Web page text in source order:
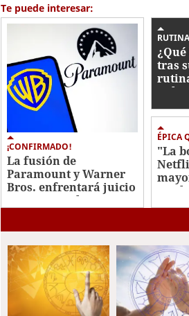
Te puede interesar:
¡CONFIRMADO!
La fusión de
Paramount y Warner
Bros. enfrentará juicio
antimonopolio en 2027
RUTINA
tras
Kelce
ÉPICA
"La
con
Javis